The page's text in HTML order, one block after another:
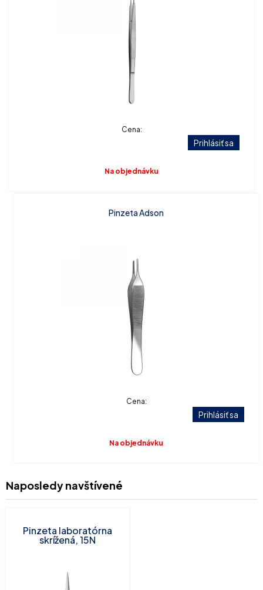
Cena:
Prihlásiť sa
Na objednávku
Pinzeta Adson
Cena:
Prihlásiť sa
Na objednávku
Naposledy navštívené
Pinzeta laboratórna
skrížená, 15N